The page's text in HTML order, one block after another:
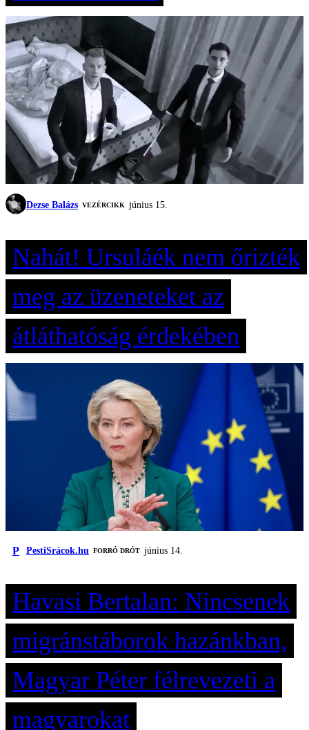
Dezse Balázs VEZÉRCIKK június 15.
Nahát! Ursuláék nem őrizték
meg az üzeneteket az
átláthatóság érdekében
P PestiSrácok.hu FORRÓ DRÓT június 14.
Havasi Bertalan: Nincsenek
migránstáborok hazánkban,
Magyar Péter félrevezeti a
magyarokat